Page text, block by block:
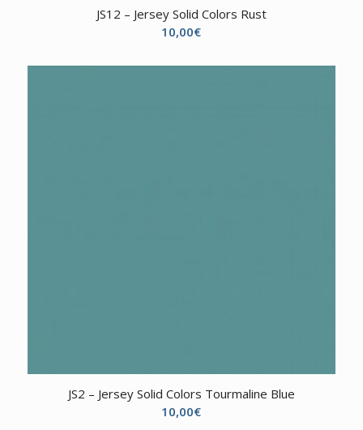
JS12 – Jersey Solid Colors Rust
10,00€
JS2 – Jersey Solid Colors Tourmaline Blue
10,00€